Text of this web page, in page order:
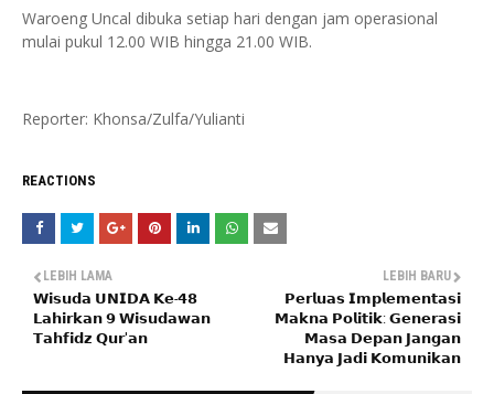
Waroeng Uncal dibuka setiap hari dengan jam operasional
mulai pukul 12.00 WIB hingga 21.00 WIB.
Reporter: Khonsa/Zulfa/Yulianti
REACTIONS
LEBIH BARU
𝗣𝗲𝗿𝗹𝘂𝗮𝘀 𝗜𝗺𝗽𝗹𝗲𝗺𝗲𝗻𝘁𝗮𝘀𝗶
𝗠𝗮𝗸𝗻𝗮 𝗣𝗼𝗹𝗶𝘁𝗶𝗸: 𝗚𝗲𝗻𝗲𝗿𝗮𝘀𝗶
𝗠𝗮𝘀𝗮 𝗗𝗲𝗽𝗮𝗻 𝗝𝗮𝗻𝗴𝗮𝗻
𝗛𝗮𝗻𝘆𝗮 𝗝𝗮𝗱𝗶 𝗞𝗼𝗺𝘂𝗻𝗶𝗸𝗮𝗻
LEBIH LAMA
𝗪𝗶𝘀𝘂𝗱𝗮 𝗨𝗡𝗜𝗗𝗔 𝗞𝗲-𝟰𝟴
𝗟𝗮𝗵𝗶𝗿𝗸𝗮𝗻 𝟵 𝗪𝗶𝘀𝘂𝗱𝗮𝘄𝗮𝗻
𝗧𝗮𝗵𝗳𝗶𝗱𝘇 𝗤𝘂𝗿'𝗮𝗻